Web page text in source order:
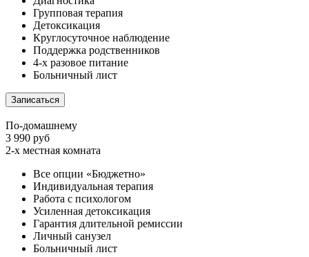
Групповая терапия
Детоксикация
Круглосуточное наблюдение
Поддержка родственников
4-х разовое питание
Больничный лист
Записаться
По-домашнему
3 990 руб
2-х местная комната
Все опции «Бюджетно»
Индивидуальная терапия
Работа с психологом
Усиленная детоксикация
Гарантия длительной ремиссии
Личный санузел
Больничный лист